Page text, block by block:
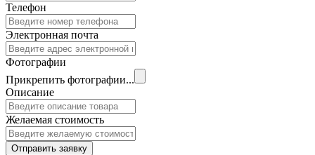
Телефон
Электронная почта
Фотографии
Прикрепить фотографии...
Описание
Желаемая стоимость
Отправить заявку